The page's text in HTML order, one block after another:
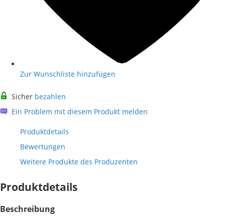
Zur Wunschliste hinzufügen
Sicher bezahlen
Ein Problem mit diesem Produkt melden
Produktdetails
Bewertungen
Weitere Produkte des Produzenten
Produktdetails
Beschreibung